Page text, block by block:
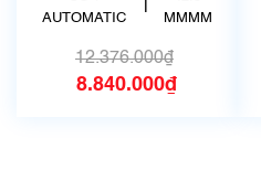
AUTOMATIC
MMMM
12.376.000₫
8.840.000₫